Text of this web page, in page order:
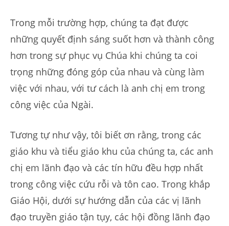
Trong mỗi trường hợp, chúng ta đạt được
những quyết định sáng suốt hơn và thành công
hơn trong sự phục vụ Chúa khi chúng ta coi
trọng những đóng góp của nhau và cùng làm
việc với nhau, với tư cách là anh chị em trong
công việc của Ngài.
Tương tự như vậy, tôi biết ơn rằng, trong các
giáo khu và tiểu giáo khu của chúng ta, các anh
chị em lãnh đạo và các tín hữu đều hợp nhất
trong công việc cứu rỗi và tôn cao. Trong khắp
Giáo Hội, dưới sự hướng dẫn của các vị lãnh
đạo truyền giáo tận tụy, các hội đồng lãnh đạo